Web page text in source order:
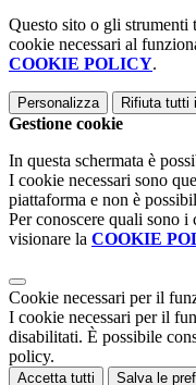
Questo sito o gli strumenti
cookie necessari al
COOKIE POLICY.
Personalizza Rifiuta tutti
Gestione cookie
In questa schermata è
I cookie necessari sono
piattaforma e non è
Per conoscere quali sono i
visionare la COOKIE
Cookie necessari per il
I cookie necessari per il
disabilitati. È possibile
policy.
Accetta tutti Salva le